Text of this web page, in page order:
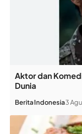
Aktor dan
Dunia
BeritaIndonesia3